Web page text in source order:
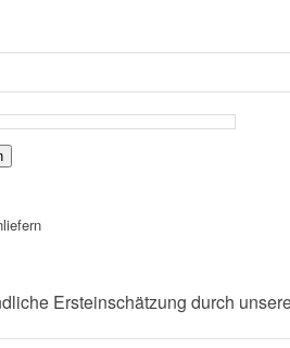
Ersteinschätzung durch